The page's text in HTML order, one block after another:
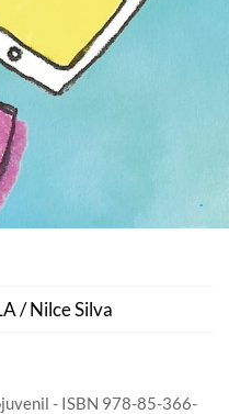
/ Nilce Silva
- ISBN 978-85-366-